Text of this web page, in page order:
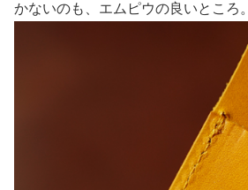
かないのも、エムピウの良いところ。